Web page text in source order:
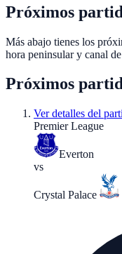
Próximos
Más abajo tienes los
hora peninsular y canal
Próximos
Ver detalles del
Premier League
Everton
vs
Crystal Palace